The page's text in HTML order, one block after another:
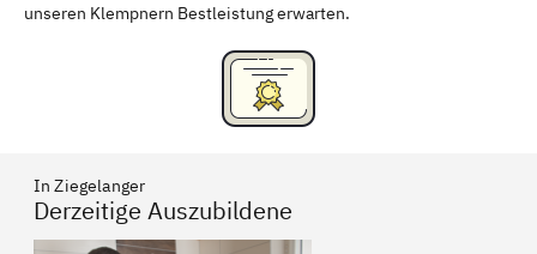
unseren Klempnern Bestleistung erwarten.
In Ziegelanger
Derzeitige Auszubildene